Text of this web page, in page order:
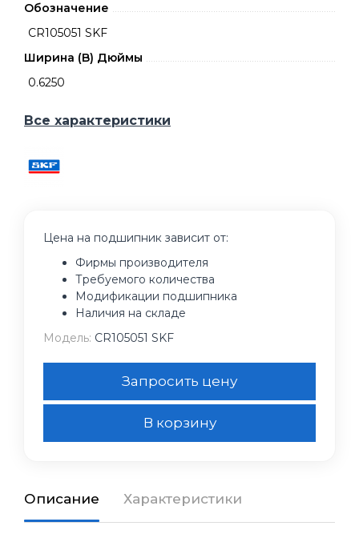
Обозначение
CR105051 SKF
Ширина (B) Дюймы
0.6250
Все характеристики
Цена на подшипник зависит от:
Фирмы производителя
Требуемого количества
Модификации подшипника
Наличия на складе
Модель: CR105051 SKF
Запросить цену
В корзину
Описание Характеристики